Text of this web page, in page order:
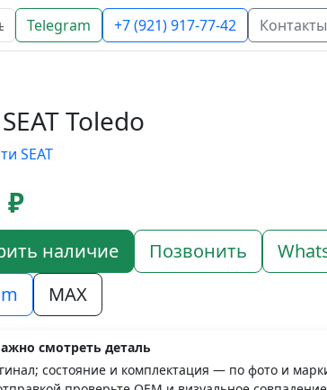
Telegram +7 (921) 917-77-42 Контакты
Toledo
SEAT
₽
наличие Позвонить
MAX
смотреть деталь
состояние и комплектация — по фото и